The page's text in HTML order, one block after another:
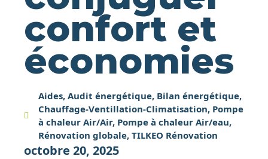
confort et
économies
Aides, Audit énergétique, Bilan énergétique,
Chauffage-Ventillation-Climatisation, Pompe
à chaleur Air/Air, Pompe à chaleur Air/eau,
Rénovation globale, TILKEO Rénovation
octobre 20, 2025